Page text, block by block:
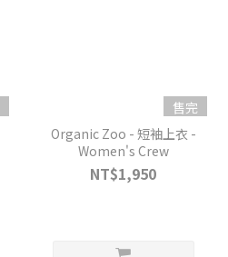
售完
Organic Zoo - 短袖上衣 -
Women's Crew
NT$1,950